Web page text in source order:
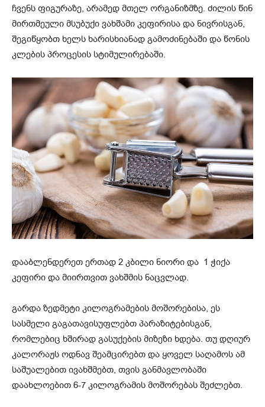
ჩვენს ფიგურაზე, არამედ მთელ ორგანიზმზე. ძილის წინ
მირთმეული მსუბუქი ვახშამი კეფირისა და ნივრისგან,
შეგიწყობთ ხელს ხარისხიანად გამოძინებაში და წონის
კლების პროცესის სტიმულირებაში.
დააბლენდერეთ ერთად 2 კბილი ნიორი და 1 ჭიქა
კეფირი და მიირთვით ვახშმის ნაცვლად.
გარდა ზედმეტი კილოგრამების მოშორებისა, ეს
სასმელი გაგათავისუფლებთ პარაზიტებისგან,
რომლებიც ხშირად გასუქების მიზეზი ხდება. თუ დღიურ
კალორაჟს ოდნავ შეამცირებთ და ყოველ საღამოს ამ
საშუალებით ივახშმებთ, თვის განმავლობაში
დაახლოებით 6-7 კილოგრამის მოშორებას შეძლებთ.